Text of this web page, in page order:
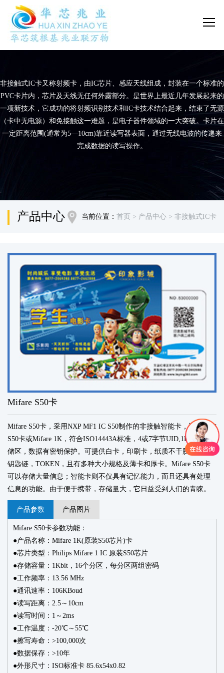
非接触式IC卡又称射频卡，由IC芯片、感应天线组成，封装在一个标准的
PVC卡片内，芯片及天线无任何外露部分。是世界上最近几年发展起来的
一项新技术，它成功的将射频识别技术和IC卡技术结合起来，结束了无源
（卡中无电源）和免接触这一难题，是电子器件领域的一大突破。卡片在
一定距离范围(通常为5—10cm)靠近读写器表面，通过无线电波的传递来
完成数据的读写操作。
产品中心 当前位置： 首页 > 产品中心 > 非接触式IC卡
Mifare S50卡
Mifare S50卡，采用NXP MF1 IC S50制作的非接触智能卡，通常简称
S50卡或Mifare 1K，符合ISO14443A标准，4或7字节UID,1K数据存
储区，数据有密钥保护。可提供白卡，印刷卡，纸质不干胶标签，
钥匙链，TOKEN，且有多种大小规格及薄卡和厚卡。Mifare S50卡
可以存储大量信息；智能卡则不仅具有记忆能力，而且还具有处理
信息的功能。由于便于携带，存储量大，它日益受到人们的青睐。
产品参数 产品图片
Mifare S50卡参数功能：
●产品名称： Mifare 1K(原装S50芯片)卡
●芯片类型： Philips Mifare 1 IC 原装S50芯片
●存储容量： 1Kbit ， 16个分区，每分区两组密码
●工作频率： 13.56 MHz
●通讯速率： 106KBoud
●读写距离： 2.5 ～ 10cm
●读写时间： 1 ～ 2ms
●工作温度： -20℃～ 55℃
●擦写寿命： >100,000次
●数据保存： >10年
●外形尺寸： ISO标准卡 85.6x54x0.82